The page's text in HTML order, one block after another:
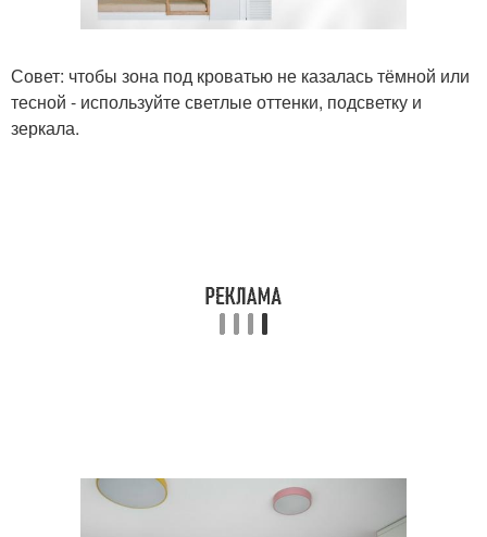
Совет: чтобы зона под кроватью не казалась тёмной или
тесной - используйте светлые оттенки, подсветку и
зеркала.